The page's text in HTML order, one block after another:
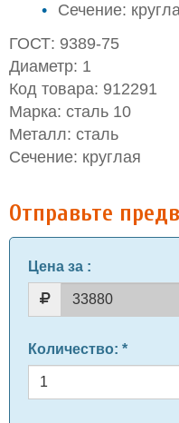
Сечение:
ГОСТ: 9389-75
Диаметр: 1
Код товара: 912291
Марка: сталь 10
Металл: сталь
Сечение: круглая
Отправьте
Цена за :
Количество: *